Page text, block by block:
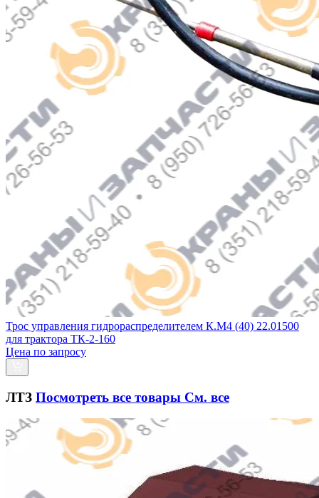
Трос управления гидрораспределителем К.М4 (40) 22.01500
для трактора ТК-2-160
Цена по запросу
ЛТЗ Посмотреть все товары См. все